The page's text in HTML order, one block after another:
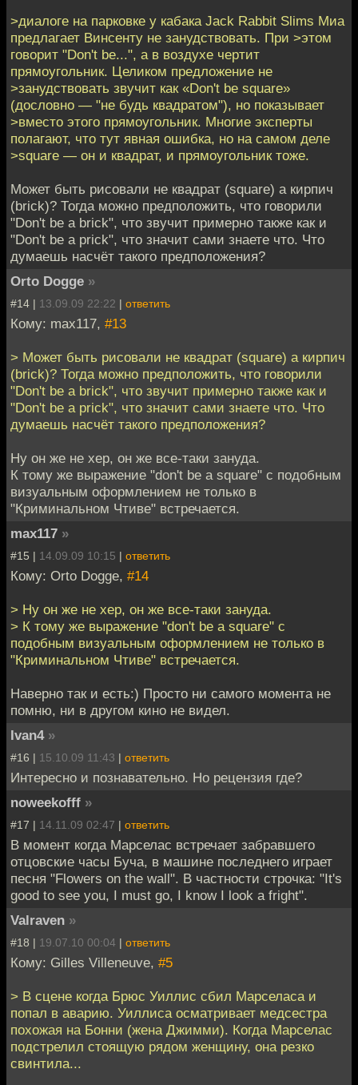
>диалоге на парковке у кабака Jack Rabbit Slims Миа
предлагает Винсенту не занудствовать. При >этом
говорит "Don't be...", а в воздухе чертит
прямоугольник. Целиком предложение не
>занудствовать звучит как «Don't be square»
(дословно — "не будь квадратом"), но показывает
>вместо этого прямоугольник. Многие эксперты
полагают, что тут явная ошибка, но на самом деле
>square — он и квадрат, и прямоугольник тоже.
Может быть рисовали не квадрат (square) а кирпич
(brick)? Тогда можно предположить, что говорили
"Don't be a brick", что звучит примерно также как и
"Don't be a prick", что значит сами знаете что. Что
думаешь насчёт такого предположения?
Orto Dogge »
#14 | 13.09.09 22:22 | ответить
Кому: max117, #13
> Может быть рисовали не квадрат (square) а кирпич
(brick)? Тогда можно предположить, что говорили
"Don't be a brick", что звучит примерно также как и
"Don't be a prick", что значит сами знаете что. Что
думаешь насчёт такого предположения?
Ну он же не хер, он же все-таки зануда.
К тому же выражение "don't be a square" с подобным
визуальным оформлением не только в
"Криминальном Чтиве" встречается.
max117 »
#15 | 14.09.09 10:15 | ответить
Кому: Orto Dogge, #14
> Ну он же не хер, он же все-таки зануда.
> К тому же выражение "don't be a square" с
подобным визуальным оформлением не только в
"Криминальном Чтиве" встречается.
Наверно так и есть:) Просто ни самого момента не
помню, ни в другом кино не видел.
Ivan4 »
#16 | 15.10.09 11:43 | ответить
Интересно и познавательно. Но рецензия где?
noweekofff »
#17 | 14.11.09 02:47 | ответить
В момент когда Марселас встречает забравшего
отцовские часы Буча, в машине последнего играет
песня "Flowers on the wall". В частности строчка: "It's
good to see you, I must go, I know I look a fright".
Valraven »
#18 | 19.07.10 00:04 | ответить
Кому: Gilles Villeneuve, #5
> В сцене когда Брюс Уиллис сбил Марселаса и
попал в аварию. Уиллиса осматривает медсестра
похожая на Бонни (жена Джимми). Когда Марселас
подстрелил стоящую рядом женщину, она резко
свинтила...